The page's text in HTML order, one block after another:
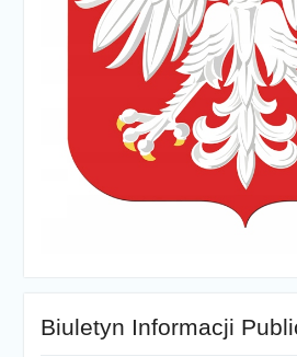
Biuletyn Informacji